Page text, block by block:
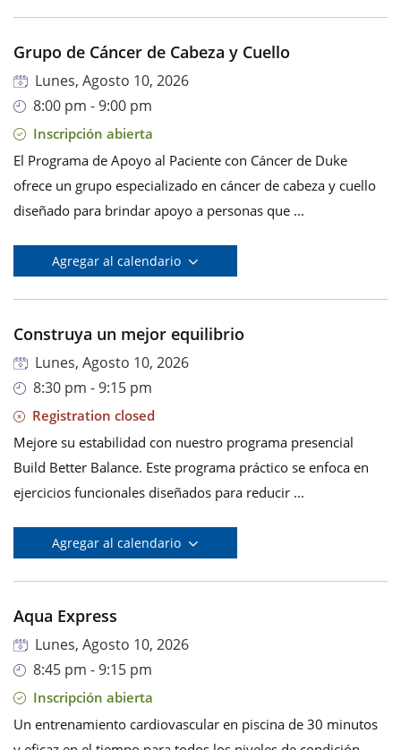
Grupo de Cáncer de Cabeza y Cuello
Lunes, Agosto 10, 2026
8:00 pm - 9:00 pm
Inscripción abierta
El Programa de Apoyo al Paciente con Cáncer de Duke
ofrece un grupo especializado en cáncer de cabeza y cuello
diseñado para brindar apoyo a personas que ...
Agregar al calendario
Construya un mejor equilibrio
Lunes, Agosto 10, 2026
8:30 pm - 9:15 pm
Registration closed
Mejore su estabilidad con nuestro programa presencial
Build Better Balance. Este programa práctico se enfoca en
ejercicios funcionales diseñados para reducir ...
Agregar al calendario
Aqua Express
Lunes, Agosto 10, 2026
8:45 pm - 9:15 pm
Inscripción abierta
Un entrenamiento cardiovascular en piscina de 30 minutos